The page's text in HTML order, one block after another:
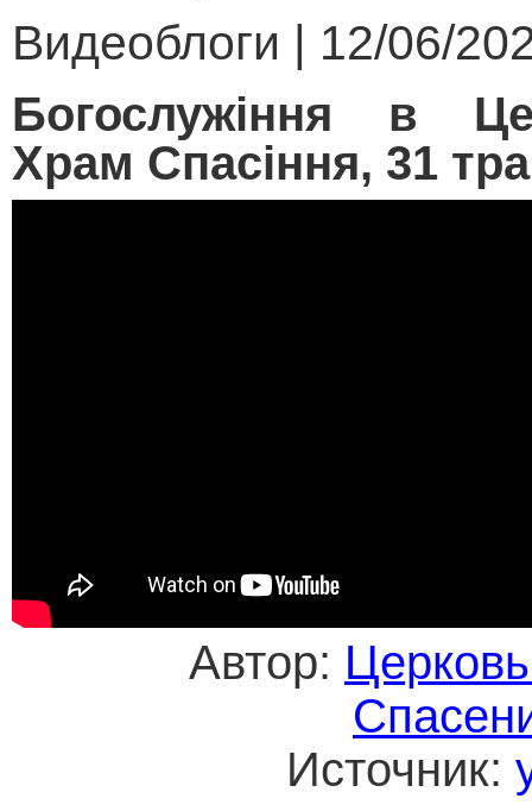
Видеоблоги | 12/06/
Богослужіння в
Храм Спасіння, 31
Автор:
Источник: